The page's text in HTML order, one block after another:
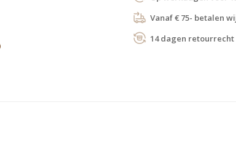
Vanaf € 75- betalen
14 dagen retourrecht